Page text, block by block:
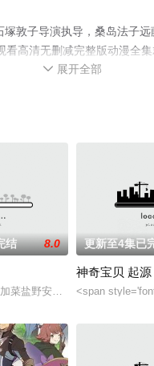
敦子导演执导，桑岛法子
高清无删减完整版动漫全
 展开全部
结 8.0
菜盐野安莉榎本温子水野理纱
更新至4集已
神奇宝贝 起源
<span